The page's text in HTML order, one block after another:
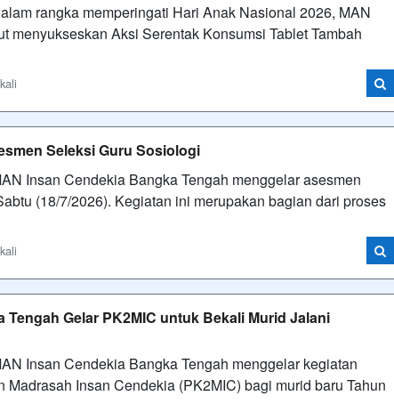
rangka memperingati Hari Anak Nasional 2026, MAN
menyukseskan Aksi Serentak Konsumsi Tablet Tambah
Seleksi Guru Sosiologi
Insan Cendekia Bangka Tengah menggelar asesmen
(18/7/2026). Kegiatan ini merupakan bagian dari proses
Tengah Gelar PK2MIC untuk Bekali Murid Jalani
Insan Cendekia Bangka Tengah menggelar kegiatan
Insan Cendekia (PK2MIC) bagi murid baru Tahun